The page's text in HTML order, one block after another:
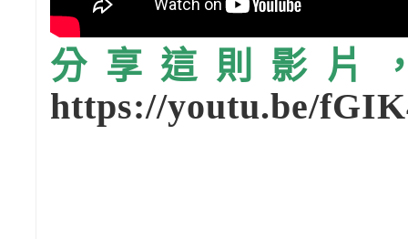
分享這則影片
https://youtu.be/